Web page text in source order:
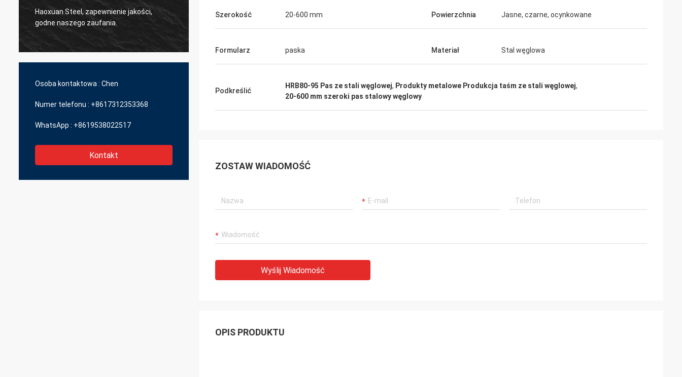
Haoxuan Steel, zapewnienie jakości,
godne naszego zaufania.
Haoxuan Steel, zapewnienie jakości,
Osoba kontaktowa : Chen
Numer telefonu : +8617312353368
WhatsApp : +8619538022517
Kontakt
Szerokość 20-600 mm Powierzchnia Jasne, czarne, ocynkowane
Formularz paska Materiał Stal węglowa
Podkreślić
HRB80-95 Pas ze stali węglowej, Produkty metalowe Produkcja taśm ze stali węglowej,
20-600 mm szeroki pas stalowy węglowy
ZOSTAW WIADOMOŚĆ
Wyślij Wiadomość
OPIS PRODUKTU